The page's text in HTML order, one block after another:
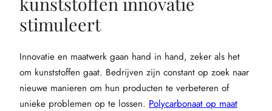
stimuleert
Innovatie en maatwerk gaan hand in hand, zeker als het
om kunststoffen gaat. Bedrijven zijn constant op zoek naar
nieuwe manieren om hun producten te verbeteren of
unieke problemen op te lossen. Polycarbonaat op maat